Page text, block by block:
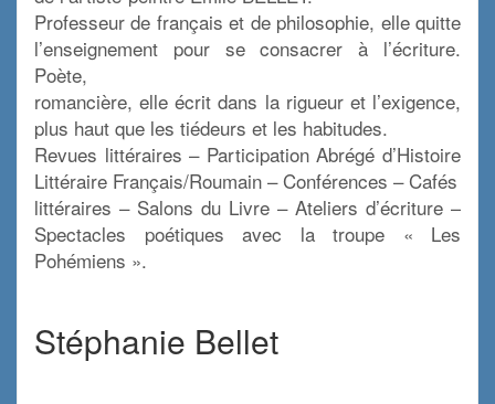
Professeur de français et de philosophie, elle quitte
l’enseignement pour se consacrer à l’écriture.
Poète,
romancière, elle écrit dans la rigueur et l’exigence,
plus haut que les tiédeurs et les habitudes.
Revues littéraires – Participation Abrégé d’Histoire
Littéraire Français/Roumain – Conférences – Cafés
littéraires – Salons du Livre – Ateliers d’écriture –
Spectacles poétiques avec la troupe « Les
Pohémiens ».
Stéphanie Bellet